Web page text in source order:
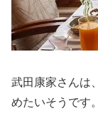
武田康家さんは
めたいそうです。